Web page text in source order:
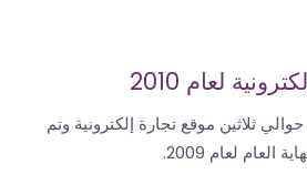
لعام 2010
ثلاثين موقع تجارة إلكترونية وتم
لعام 2009.